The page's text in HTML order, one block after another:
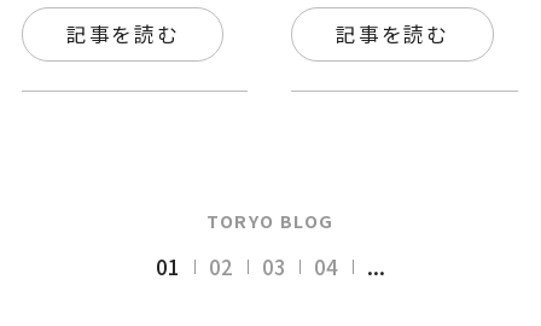
記事を読む 記事を読む
TORYO BLOG
01 02 03 04 ...